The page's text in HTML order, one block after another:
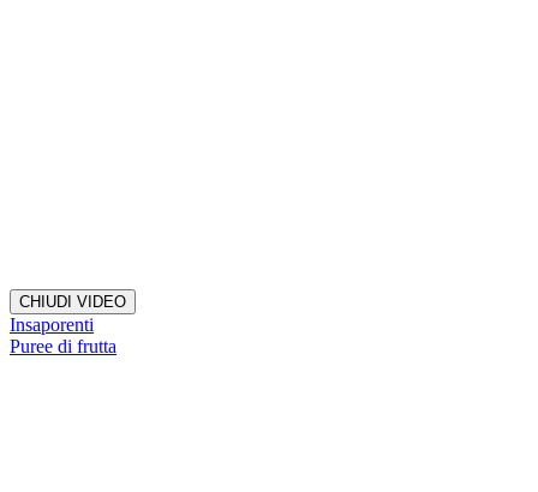
CHIUDI VIDEO
Insaporenti
Puree di frutta